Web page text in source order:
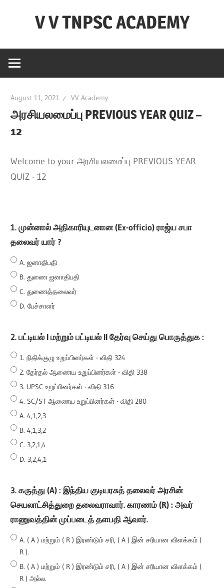
V V TNPSC ACADEMY
Teaching
TNPSC
(
Group
),TET
Exam,POLICE
All
August 11, 2021 VV Academy
அரசியலமைப்பு PREVIOUS YEAR QUIZ –
12
Welcome to your அரசியலமைப்பு PREVIOUS YEAR
QUIZ - 12
1. முன்னால் அதிகாரியுடனான (Ex-officio) ராஜ்ய சபா
தலைவர் யார் ?
A. ஜனாதிபதி
B. துணை ஜனாதிபதி
C. துணைத்தலைவர்
D. பேச்சாளர்
2. பட்டியல் I மற்றும் பட்டியல் II தேர்வு செய்து பொருத்துக :
1. நிதிக்குழு உறுப்பினர்கள் - விதி 324
2. தேர்தல் ஆணைய உறுப்பினர்கள் - விதி 338
3. UPSC உறுப்பினர்கள் - விதி 316
4. SC/ST ஆணைய உறுப்பினர்கள் - விதி 280
A. 4,1,2,3
B. 4,1,3,2
C. 3,2,1,4
D. 3,2,4,1
3. கருத்து (A) : இந்திய குடியரசுத் தலைவர் அரசின்
செயலாட்சித்துறை தலைவராவார். காரணம் (R) : அவர்
ராணுவத்தின் முப்படைத் தளபதி ஆவார்.
A. ( A ) மற்றும் ( R ) இரண்டும் சரி, ( A ) இன் சரியான விளக்கம் (
R ).
B. ( A ) மற்றும் ( R ) இரண்டும் சரி, ( A ) இன் சரியான விளக்கம் (
R ) அல்ல.